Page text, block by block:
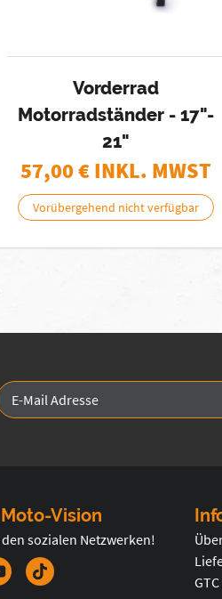
Vorderrad
Motorradständer - 17"-
21"
57,00€ INKL. MWST
Vorübergehend nicht verfügbar
Vision
sozialen Netzwerken!
GTC